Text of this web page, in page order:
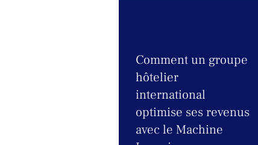
Comment un groupe
hôtelier
international
optimise ses revenus
avec le Machine